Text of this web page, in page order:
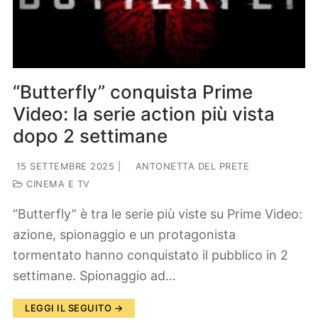
“Butterfly” conquista Prime
Video: la serie action più vista
dopo 2 settimane
15 SETTEMBRE 2025
ANTONETTA DEL PRETE
CINEMA E TV
“Butterfly” è tra le serie più viste su Prime Video:
azione, spionaggio e un protagonista
tormentato hanno conquistato il pubblico in 2
settimane. Spionaggio ad…
LEGGI IL SEGUITO →